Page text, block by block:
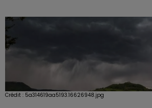
Crédit : 5a314619aa5193.16626948.jpg